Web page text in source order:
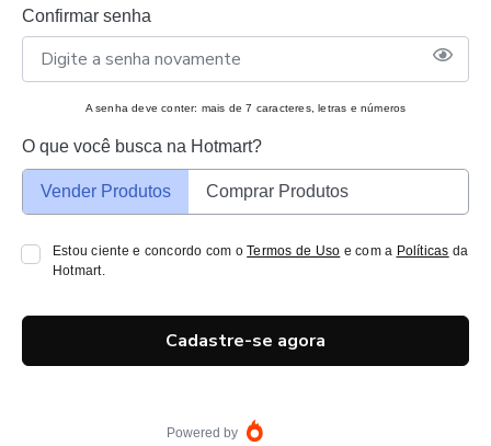
Confirmar senha
A senha deve conter: mais de 7 caracteres, letras e números
O que você busca na Hotmart?
Vender Produtos Comprar Produtos
Estou ciente e concordo com oTermos de Uso e com a Políticas da
Hotmart.
Cadastre-se agora
Powered by